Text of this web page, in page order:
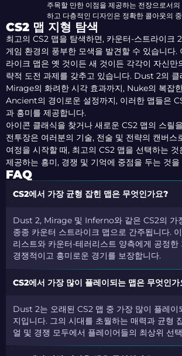
주목할 만한 이점을 제공하는 전장으로서
하고 다층적인 디자인은 정확한 콜아웃의
CS2 맵 지형 탐색
최고의 CS2 맵을 탐색하면, 카운터-스트라이크
게임 환경의 풍부한 모색을 발견할 수 있습니다.
라이크 맵은 옛 것이든 새 것이든 각각이 자신만
략적 도전 과제를 갖추고 있습니다. Dust 2의 클
Mirage의 화려한 시각 효과까지, Nuke의 복잡
Ancient의 경이로운 설정까지, 이러한 맵들은
과 흥미를 제공합니다.
아이콘 클래식을 찾거나 새로운 CS2 맵의 스릴
전투장은 여러분의 기술, 전술 및 전략의 캔버스
여정을 시작할 때, 최고의 CS2 맵을 선택하는
제공하는 흥미, 경쟁 및 기억에 중점을 두는 것을
FAQ
CS2에서 가장 균형 잡힌 맵은 무엇인가요?
Dust 2, Mirage 및 Inferno와 같은 CS2의 가
종종 카운터 스트라이크 맵으로 간주됩니다.
리스트와 카운터-테러리스트 양측에게 공정한
경쟁적이고 흥미로운 경기를 보장합니다.
CS2에서 가장 많이 플레이되는 맵은 무엇인가
Dust 2는 오래된 CS2 맵 중 가장 많이 플레이
지입니다. 그의 시대를 초월하는 매력과 균형
얼 및 경쟁 모두에서 플레이어들의 최상위 선